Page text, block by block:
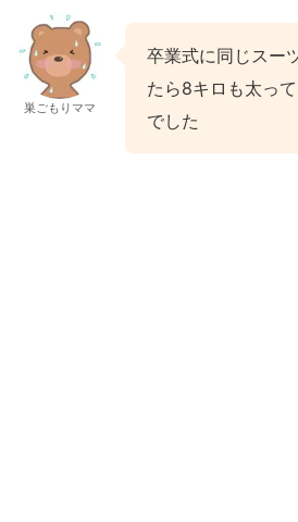
巣ごもりママ
卒業式に同じスー
たら8キロも太っ
でした